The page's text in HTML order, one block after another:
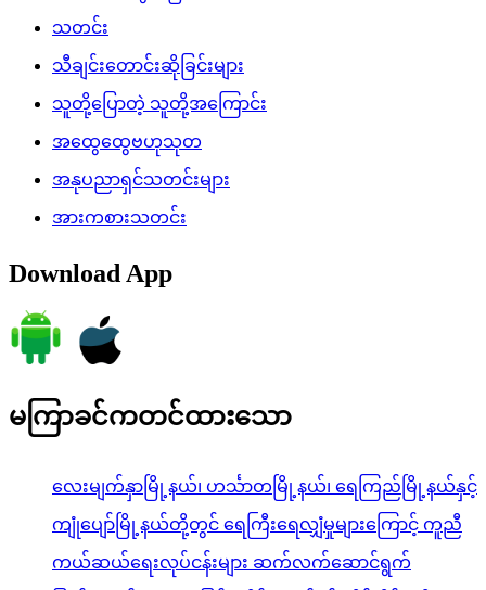
သတင်း
သီချင်းတောင်းဆိုခြင်းများ
သူတို့ပြောတဲ့ သူတို့အကြောင်း
အထွေထွေဗဟုသုတ
အနုပညာရှင်သတင်းများ
အားကစားသတင်း
Download App
မကြာခင်ကတင်ထားသော
လေးမျက်နှာမြို့နယ်၊ ဟင်္သာတမြို့နယ်၊ ရေကြည်မြို့နယ်နှင့်
ကျုံပျော်မြို့နယ်တို့တွင် ရေကြီးရေလျှံမှုများကြောင့် ကူညီ
ကယ်ဆယ်ရေးလုပ်ငန်းများ ဆက်လက်ဆောင်ရွက်